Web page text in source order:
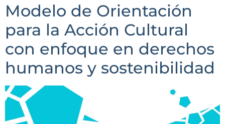
Modelo de Orientación
para la Acción Cultural
con enfoque en derechos
humanos y sostenibilidad